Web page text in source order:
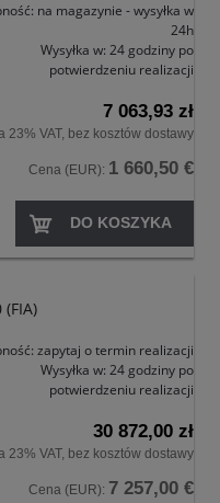
na magazynie - wysyłka w
24h
Wysyłka w: 24 godziny po
potwierdzeniu realizacji
7 063,93 zł
23% VAT, bez kosztów dostawy
Cena (EUR): 1 660,50 €
DO KOSZYKA
(FIA)
zapytaj o termin realizacji
Wysyłka w: 24 godziny po
potwierdzeniu realizacji
30 872,00 zł
23% VAT, bez kosztów dostawy
Cena (EUR): 7 257,00 €